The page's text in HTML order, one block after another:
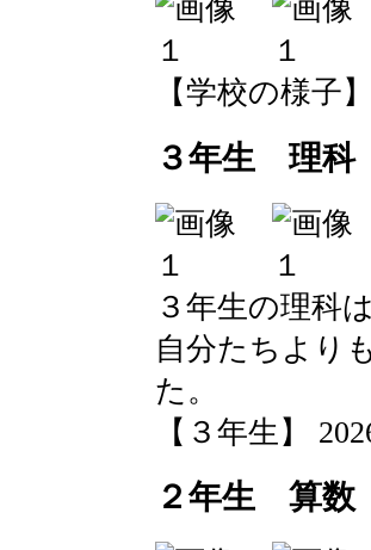
【学校の様子
３年生 理科
３年生の理科
自分たちより
た。
【３年生】
２年生 算